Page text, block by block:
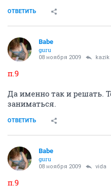
ОТВЕТИТЬ
Babe
guru
08 ноября 2009 kazik
п.9
Да именно так и решать.
заниматься.
ОТВЕТИТЬ
Babe
guru
08 ноября 2009 vida
п.9